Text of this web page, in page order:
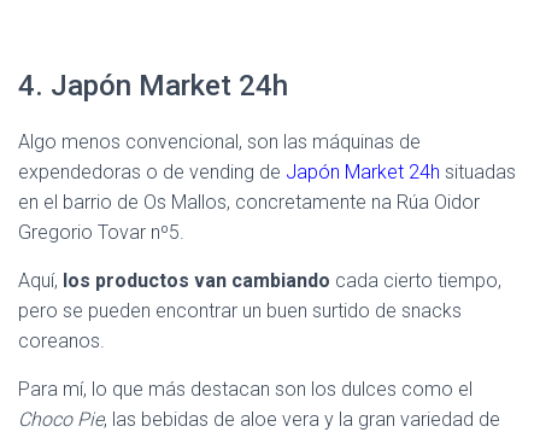
4. Japón Market 24h
Algo menos convencional, son las máquinas de
expendedoras o de vending de Japón Market 24h situadas
en el barrio de Os Mallos, concretamente na Rúa Oidor
Gregorio Tovar nº5.
Aquí, los productos van cambiando cada cierto tiempo,
pero se pueden encontrar un buen surtido de snacks
coreanos.
Para mí, lo que más destacan son los dulces como el
Choco Pie, las bebidas de aloe vera y la gran variedad de